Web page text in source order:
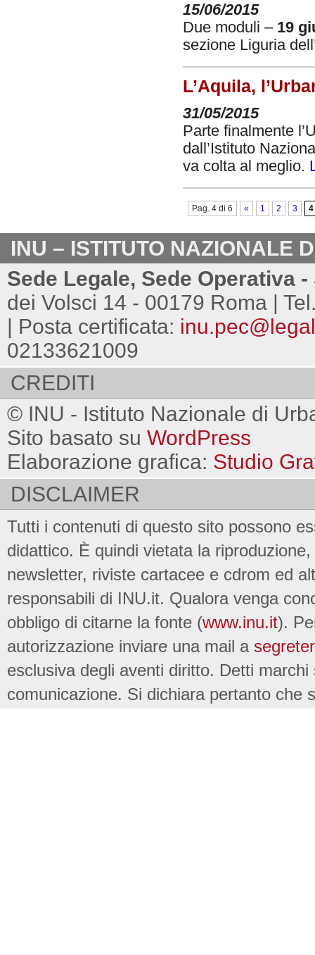
15/06/2015
Due moduli – 19
sezione Liguria
L’Aquila,
31/05/2015
Parte finalmente
dall’Istituto
va colta al meglio.
Pag. 4 di 6 « 1 2 3 4
INU – ISTITUTO NAZIONALE
Sede Legale, Sede Operativa
dei Volsci 14 - 00179 Roma |
| Posta certificata:
02133621009
CREDITI
© INU - Istituto Nazionale di
Sito basato su WordPress
Elaborazione grafica: Studio
DISCLAIMER
Tutti i contenuti di questo sito possono
didattico. È quindi vietata la
newsletter, riviste cartacee e cdrom ed
responsabili di INU.it. Qualora venga
obbligo di citarne la fonte (www.inu.it).
autorizzazione inviare una mail a
esclusiva degli aventi diritto. Detti
comunicazione. Si dichiara pertanto che